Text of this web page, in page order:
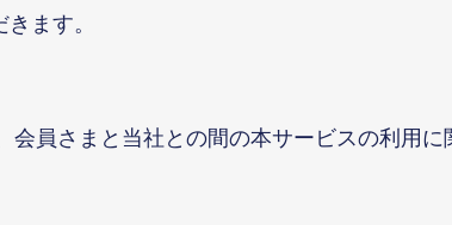
ます。
会員さまと当社との間の本サービスの利用